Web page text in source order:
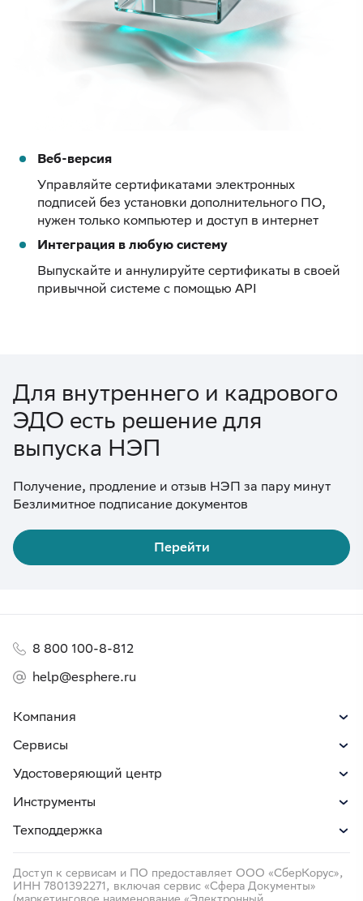
Веб-версия
Управляйте сертификатами электронных
подписей без установки дополнительного ПО,
нужен только компьютер и доступ в интернет
Интеграция в любую систему
Выпускайте и аннулируйте сертификаты в своей
привычной системе с помощью API
Для внутреннего и кадрового
ЭДО есть решение для
выпуска НЭП
Получение, продление и отзыв НЭП за пару минут
Безлимитное подписание документов
Перейти
Компания
Сервисы
Удостоверяющий центр
Инструменты
Техподдержка
8 800 100-8-812
help@esphere.ru
Доступ к сервисам и ПО предоставляет ООО «СберКорус»,
ИНН 7801392271, включая сервис «Сфера Документы»